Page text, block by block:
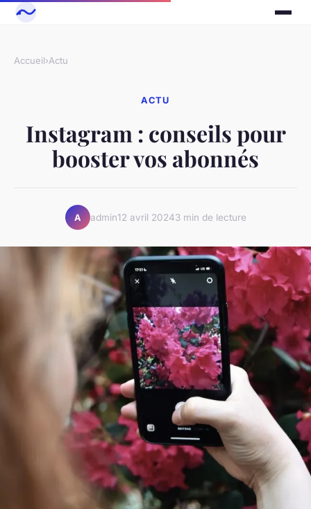
Accueil›Actu
ACTU
Instagram : conseils pour
booster vos abonnés
A admin12 avril 20243 min de lecture